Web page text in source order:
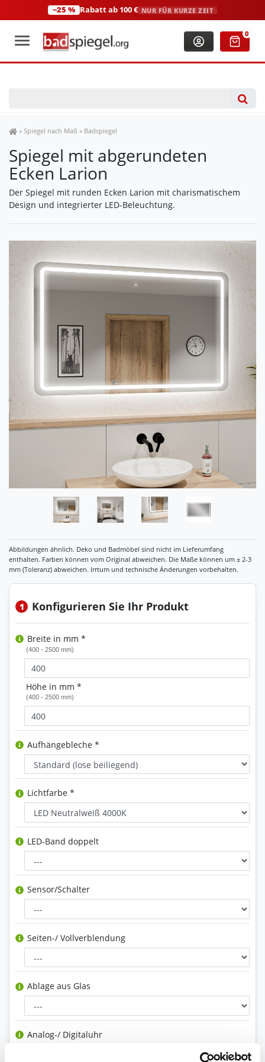
−25 % Rabatt ab 100 € NUR FÜR KURZE ZEIT
+49 (0)2306 3744580 0
Spiegel Shop
» Spiegel nach Maß » Badspiegel
Spiegel mit abgerundeten
Ecken Larion
Der Spiegel mit runden Ecken Larion mit charismatischem
Design und integrierter LED-Beleuchtung.
1 Konfigurieren Sie Ihr Produkt
Breite in mm *
(400 - 2500 mm)
Höhe in mm *
(400 - 2500 mm)
Aufhängebleche *
Lichtfarbe *
LED-Band doppelt
Sensor/Schalter
Seiten-/ Vollverblendung
Ablage aus Glas
Analog-/ Digitaluhr